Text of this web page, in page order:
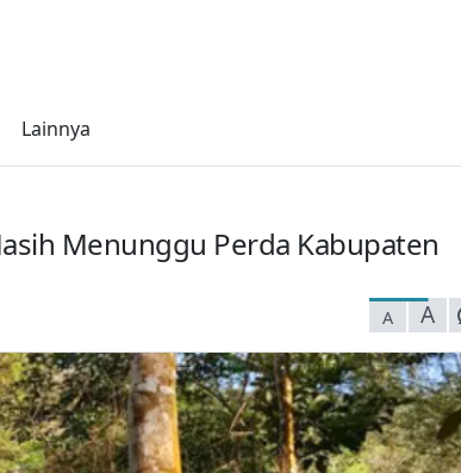
Lainnya
Menunggu Perda Kabupaten
A A